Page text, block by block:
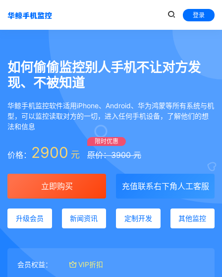
登录
如何偷偷监控别人手机不让对方发
现、不被知道
华鲸手机监控软件适用iPhone、Android、华为鸿蒙等所有系统与机
型，可以监控读取对方的一切，进入任何手机设备，了解他们的想
法和信息
价格： 2900 元
限时优惠
原价：3900 元
立即购买 充值联系右下角人工客服
升级会员 新闻资讯 定制开发 其他监控
会员权益： VIP折扣